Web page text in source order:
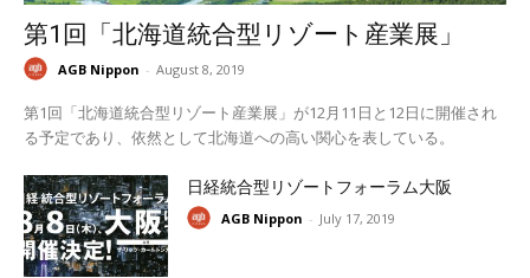
第1回「北海道統合型リゾート産業展」
AGB Nippon - August 8, 2019
第1回「北海道統合型リゾート産業展」が12月11日と12日に開催され
る予定であり、依然として北海道への高い関心を表している。
日経統合型リゾートフォーラム大阪
AGB Nippon - July 17, 2019